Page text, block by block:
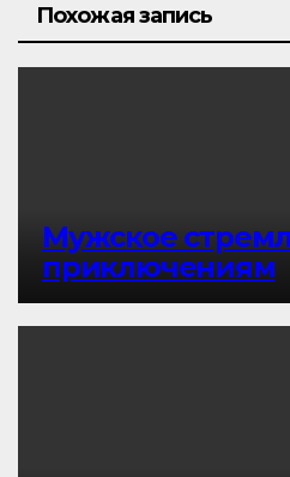
Похожая запись
Мужское
приключениям